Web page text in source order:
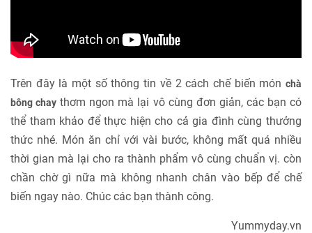
Trên đây là một số thông tin về 2 cách chế biến món chà
bông chay thơm ngon mà lại vô cùng đơn giản, các bạn có
thể tham khảo để thực hiện cho cả gia đình cùng thưởng
thức nhé. Món ăn chỉ với vài bước, không mất quá nhiều
thời gian mà lại cho ra thành phẩm vô cùng chuẩn vị. còn
chần chờ gì nữa mà không nhanh chân vào bếp để chế
biến ngay nào. Chúc các bạn thành công.
Yummyday.vn